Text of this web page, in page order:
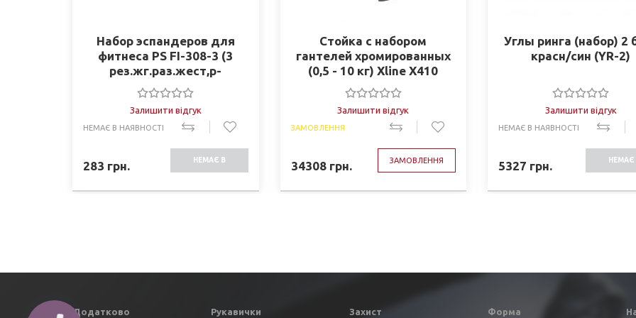
Набор эспандеров для
фитнеса PS FI-308-3 (3
рез.жг.раз.жест,р-
р-11,2*2,5мм-с,10,5*2мм-
к,9,7*1,6мм-з)
Залишити відгук
НЕМАЄ В НАЯВНОСТІ
283 грн. НЕМАЄ В
Стойка с набором
гантелей хромированных
(0,5 - 10 кг) Xline X410
Залишити відгук
ЗАМОВЛЕННЯ
34308грн. ЗАМОВЛЕННЯ
Углы ринга (набор) 2
красн/син (YR-2)
Залишити відгук
НЕМАЄ В НАЯВНОСТІ
5327 грн. НЕМАЄ
Додатково Рукавички Захист Форма